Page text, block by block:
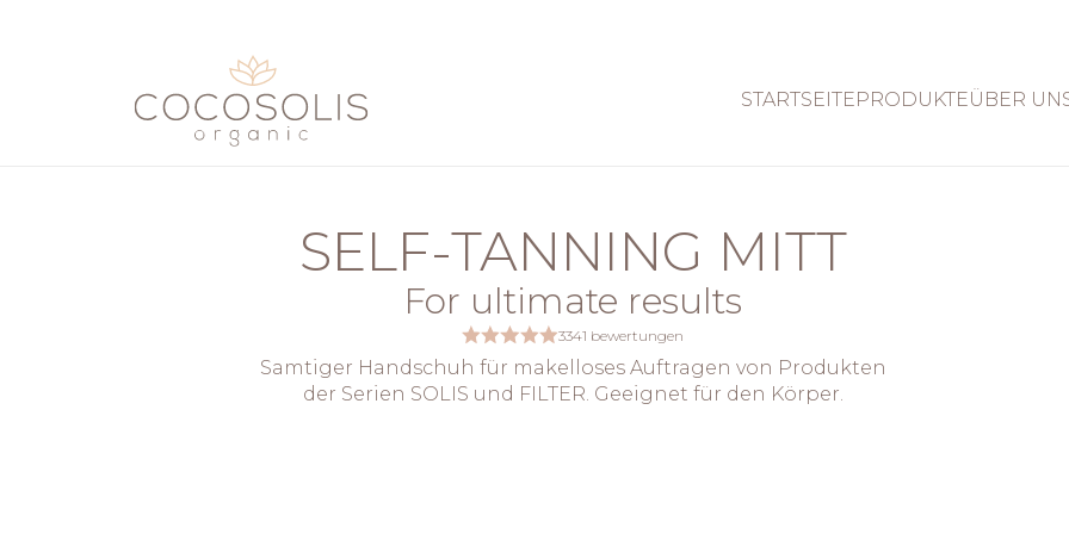
STARTSEITEPRODUKTEÜBER
SELF-TANNING MITT
For ultimate results
3341 bewertungen
Samtiger Handschuh für makelloses Auftragen von Produkten
der Serien SOLIS und FILTER. Geeignet für den Körper.